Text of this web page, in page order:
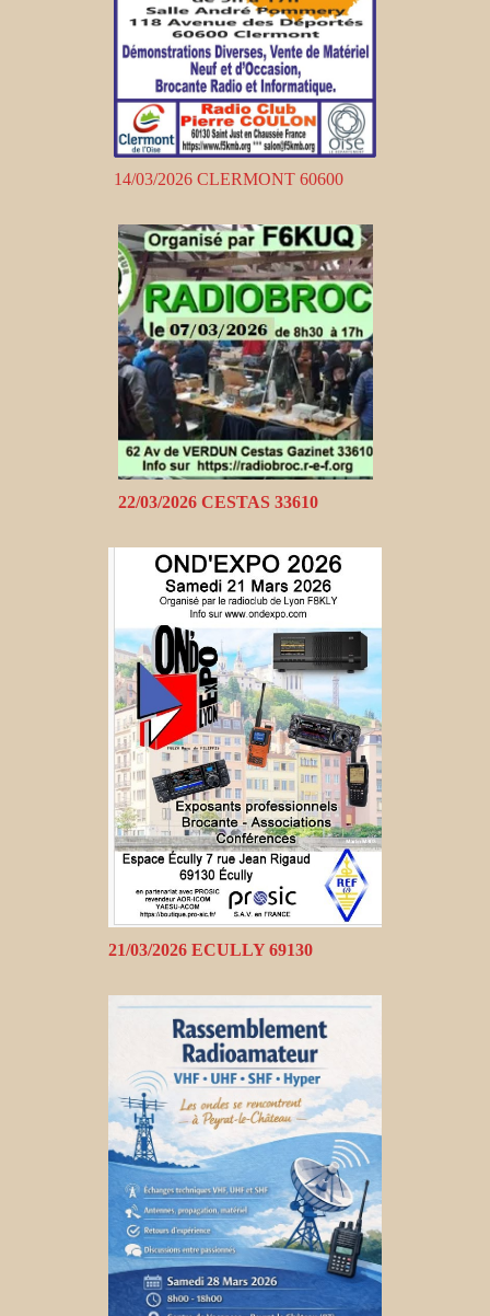
14/03/2026 CLERMONT 60600
22/03/2026 CESTAS 33610
21/03/2026 ECULLY 69130